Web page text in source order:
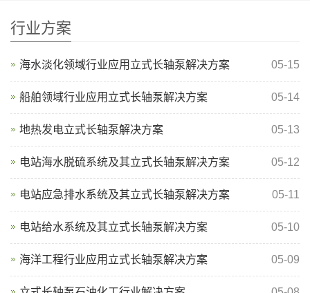
行业方案
海水淡化领域行业应用立式长轴泵解决方案 05-15
船舶领域行业应用立式长轴泵解决方案 05-14
地热发电立式长轴泵解决方案 05-13
电站海水脱硫系统及其立式长轴泵解决方案 05-12
电站应急排水系统及其立式长轴泵解决方案 05-11
电站给水系统及其立式长轴泵解决方案 05-10
海洋工程行业应用立式长轴泵解决方案 05-09